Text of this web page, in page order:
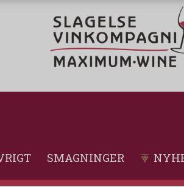
SMAGNINGER